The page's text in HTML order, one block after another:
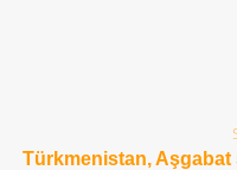
Türkmenistan,